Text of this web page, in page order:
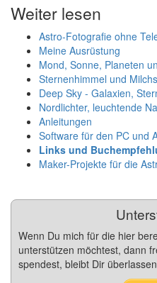
Weiter lesen
Astro-Fotografie ohne
Meine Ausrüstung
Mond, Sonne, Planeten
Sternenhimmel und
Deep Sky - Galaxien,
Nordlichter, leuchtende
Anleitungen
Software für den PC und
Links und
Maker-Projekte für die
Wenn Du mich für die hier
unterstützen möchtest, dann
spendest, bleibt Dir